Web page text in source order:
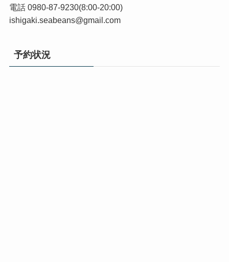
電話 0980-87-9230(8:00-20:00)
ishigaki.seabeans@gmail.com
予約状況